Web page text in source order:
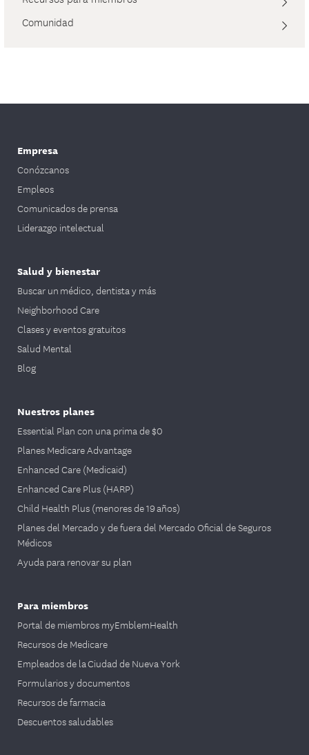
Comunidad
Empresa
Conózcanos
Empleos
Comunicados de prensa
Liderazgo intelectual
Salud y bienestar
Buscar un médico, dentista y más
Neighborhood Care
Clases y eventos gratuitos
Salud Mental
Blog
Nuestros planes
Essential Plan con una prima de $0
Planes Medicare Advantage
Enhanced Care (Medicaid)
Enhanced Care Plus (HARP)
Child Health Plus (menores de 19 años)
Planes del Mercado y de fuera del Mercado Oficial de Seguros
Médicos
Ayuda para renovar su plan
Para miembros
Portal de miembros myEmblemHealth
Recursos de Medicare
Empleados de la Ciudad de Nueva York
Formularios y documentos
Recursos de farmacia
Descuentos saludables